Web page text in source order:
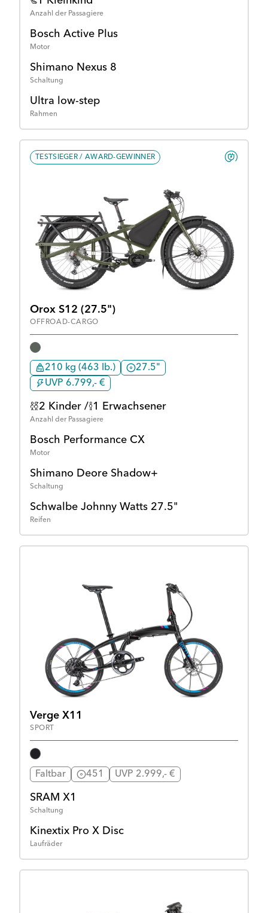
Anzahl der Passagiere
Bosch Active Plus
Motor
Shimano Nexus 8
Schaltung
Ultra low-step
Rahmen
TESTSIEGER / AWARD-GEWINNER
Orox S12 (27.5")
OFFROAD-CARGO
210 kg (463 lb.)
27.5"
UVP 6.799,- €
2 Kinder / 1 Erwachsener
Anzahl der Passagiere
Bosch Performance CX
Motor
Shimano Deore Shadow+
Schaltung
Schwalbe Johnny Watts 27.5"
Reifen
Verge X11
SPORT
Faltbar 451 UVP 2.999,- €
SRAM X1
Schaltung
Kinextix Pro X Disc
Laufräder